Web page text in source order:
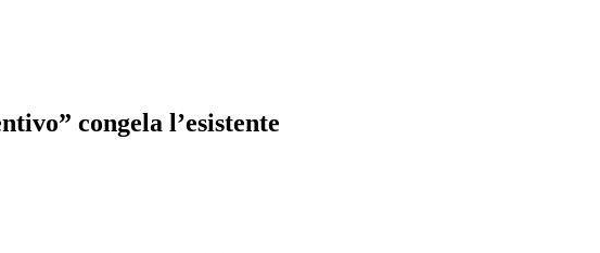
congela l’esistente